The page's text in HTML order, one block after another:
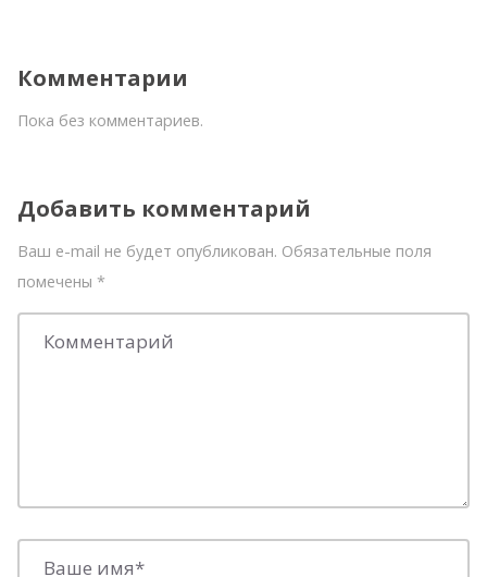
Комментарии
Пока без комментариев.
Добавить комментарий
Ваш e-mail не будет опубликован. Обязательные поля
помечены *